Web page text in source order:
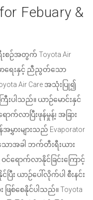
Febuary &
ဉ်အတွက် Toyota Air
မာရေးနှင့် ညီညွတ်သော
Air Care အသုံးပြု၍
ြီးပါသည်။ ယာဉ်မောင်းနှင်
က်လာပြီးဖုန်မှုန့်၊ အခြား
ားများသည် Evaporator
ာအခါ ဘက်တီးရီးယား
င်ရောက်လာနိုင်ခြင်းကြောင့်
ပြီး ယာဉ်ပေါ်လိုက်ပါ စီးနင်း
း ဖြစ်စေနိုင်ပါသည်။ Toyota